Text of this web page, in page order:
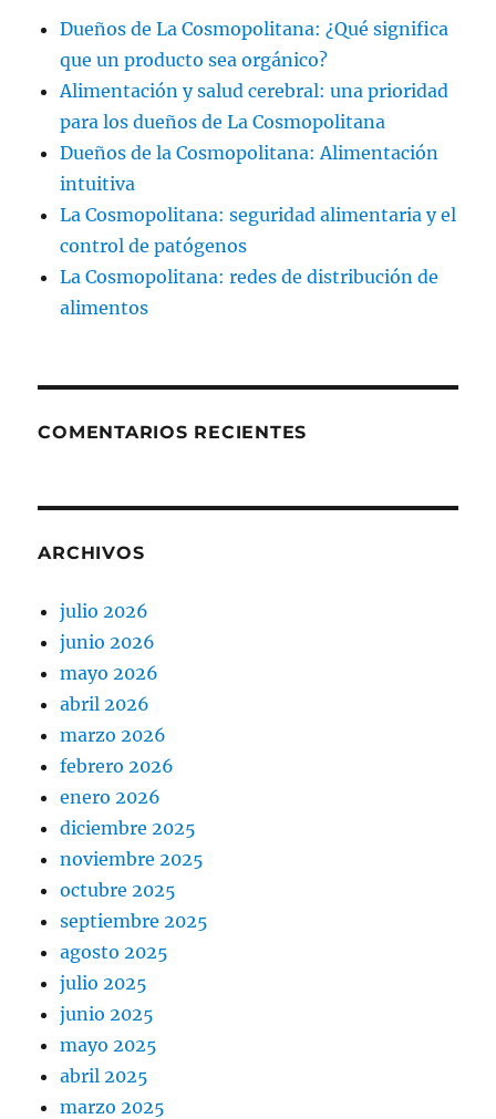
Dueños de La Cosmopolitana: ¿Qué significa
que un producto sea orgánico?
Alimentación y salud cerebral: una prioridad
para los dueños de La Cosmopolitana
Dueños de la Cosmopolitana: Alimentación
intuitiva
La Cosmopolitana: seguridad alimentaria y el
control de patógenos
La Cosmopolitana: redes de distribución de
alimentos
COMENTARIOS RECIENTES
ARCHIVOS
julio 2026
junio 2026
mayo 2026
abril 2026
marzo 2026
febrero 2026
enero 2026
diciembre 2025
noviembre 2025
octubre 2025
septiembre 2025
agosto 2025
julio 2025
junio 2025
mayo 2025
abril 2025
marzo 2025